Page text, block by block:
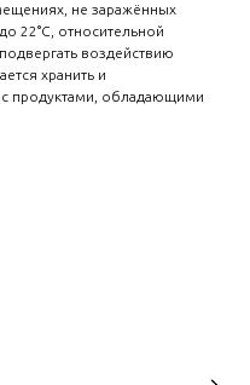
не заражённых
22°С, относительной
воздействию
хранить и
с продуктами, обладающими